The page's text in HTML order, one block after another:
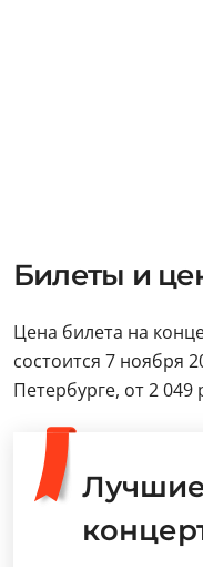
Билеты и
Цена билета на
состоится 7 ноября
Петербурге, от 2 049